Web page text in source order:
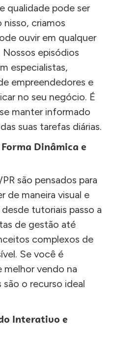
qualidade pode ser
nisso, criamos
ouvir em qualquer
Nossos episódios
especialistas,
empreendedores e
no seu negócio. É
manter informado
suas tarefas diárias.
Dinâmica e
são pensados para
de maneira visual e
tutoriais passo a
de gestão até
complexos de
Se você é
melhor vendo na
o recurso ideal
Interativo e